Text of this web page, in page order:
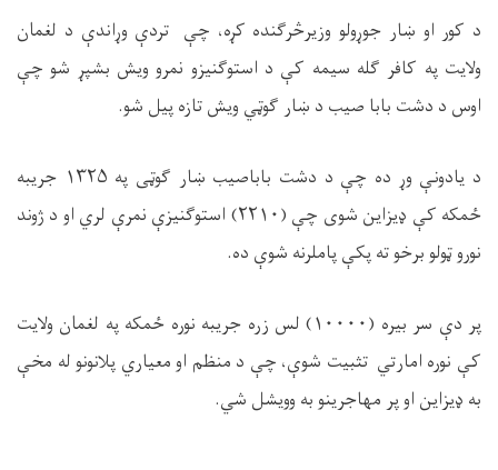
د کور او ښار جوړولو وزیرڅرګنده کړه، چې تردې وړاندې د لغمان
ولایت په کافر ګله سیمه کې د استوګنیزو نمرو ویش بشپړ شو چې
اوس د دشت بابا صیب د ښار ګوټي ویش تازه پیل شو.
د یادونې وړ ده چې د دشت باباصیب ښار ګوټی په ۱۳۲۵ جریبه
ځمکه کې ډیزاین شوی چې (۲۲۱۰) استوګنیزې نمرې لري او د ژوند
نورو ټولو برخو ته پکې پاملرنه شوې ده.
پر دې سر بیره (۱۰۰۰۰) لس زره جریبه نوره ځمکه په لغمان ولایت
کې نوره امارتي تثبیت شوې، چې د منظم او معیاري پلانونو له مخې
به ډیزاین او پر مهاجرینو به وویشل شي.